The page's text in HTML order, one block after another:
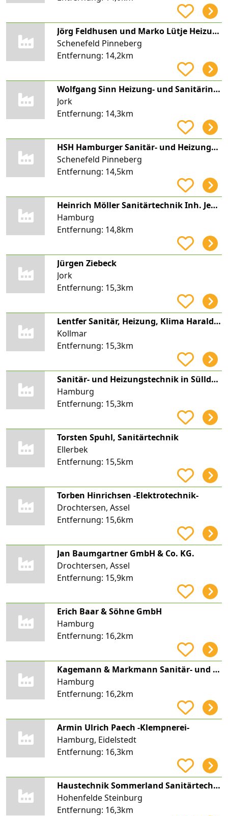
Jörg Feldhusen und Marko Lütje Heizungsbau und Sanitärtechnik GmbH
Schenefeld Pinneberg
Entfernung: 14,2km
Wolfgang Sinn Heizung- und Sanitärinstallation, Sinn Haustechnik
Jork
Entfernung: 14,3km
HSH Hamburger Sanitär- und Heizungstechnik UG (haftungsbeschränkt)
Schenefeld Pinneberg
Entfernung: 14,5km
Heinrich Möller Sanitärtechnik Inh. Jens Malchow
Hamburg
Entfernung: 14,8km
Jürgen Ziebeck
Jork
Entfernung: 15,3km
Lentfer Sanitär, Heizung, Klima Harald Lentfer
Kollmar
Entfernung: 15,3km
Sanitär- und Heizungstechnik in Sülldorf P. Frerix GmbH
Hamburg
Entfernung: 15,3km
Torsten Spuhl, Sanitärtechnik
Ellerbek
Entfernung: 15,5km
Torben Hinrichsen -Elektrotechnik-
Drochtersen, Assel
Entfernung: 15,6km
Jan Baumgartner GmbH & Co. KG.
Drochtersen, Assel
Entfernung: 15,9km
Erich Baar & Söhne GmbH
Hamburg
Entfernung: 16,2km
Kagemann & Markmann Sanitär- und Heizungstechnik GmbH
Hamburg
Entfernung: 16,2km
Armin Ulrich Paech -Klempnerei-
Hamburg, Eidelstedt
Entfernung: 16,3km
Haustechnik Sommerland Sanitärtechnik
Hohenfelde Steinburg
Entfernung: 16,3km